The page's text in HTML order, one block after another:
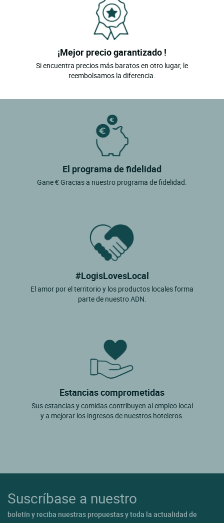
¡Mejor precio garantizado !
Si encuentra precios más baratos en otro lugar, le
reembolsamos la diferencia.
El programa de fidelidad
Gane € Gracias a nuestro programa de fidelidad.
#LogisLovesLocal
El amor por el territorio y los productos locales forma
parte de nuestro ADN.
Estancias comprometidas
Sus estancias y comidas contribuyen al empleo local
y a mejorar los ingresos de nuestros hoteleros.
Suscríbase a nuestro
boletín y reciba nuestras propuestas y toda la actualidad de